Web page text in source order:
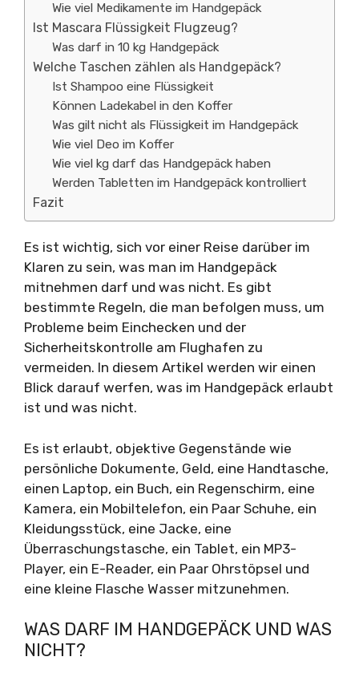
Wie viel Medikamente im Handgepäck
Ist Mascara Flüssigkeit Flugzeug?
Was darf in 10 kg Handgepäck
Welche Taschen zählen als Handgepäck?
Ist Shampoo eine Flüssigkeit
Können Ladekabel in den Koffer
Was gilt nicht als Flüssigkeit im Handgepäck
Wie viel Deo im Koffer
Wie viel kg darf das Handgepäck haben
Werden Tabletten im Handgepäck kontrolliert
Fazit
Es ist wichtig, sich vor einer Reise darüber im
Klaren zu sein, was man im Handgepäck
mitnehmen darf und was nicht. Es gibt
bestimmte Regeln, die man befolgen muss, um
Probleme beim Einchecken und der
Sicherheitskontrolle am Flughafen zu
vermeiden. In diesem Artikel werden wir einen
Blick darauf werfen, was im Handgepäck erlaubt
ist und was nicht.
Es ist erlaubt, objektive Gegenstände wie
persönliche Dokumente, Geld, eine Handtasche,
einen Laptop, ein Buch, ein Regenschirm, eine
Kamera, ein Mobiltelefon, ein Paar Schuhe, ein
Kleidungsstück, eine Jacke, eine
Überraschungstasche, ein Tablet, ein MP3-
Player, ein E-Reader, ein Paar Ohrstöpsel und
eine kleine Flasche Wasser mitzunehmen.
WAS DARF IM HANDGEPÄCK UND WAS
NICHT?